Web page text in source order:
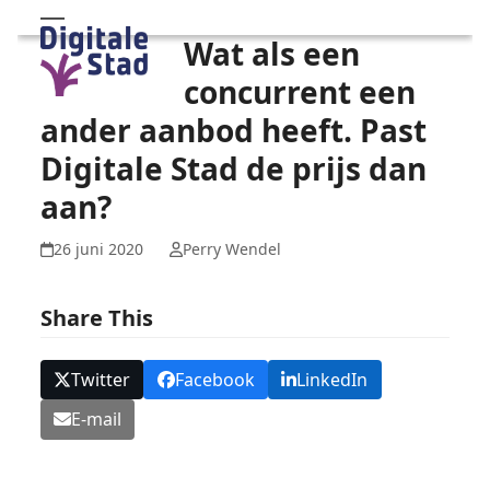
Skip
content
Open
mobile
menu
Close
mobile
menu
Wat als een
concurrent een
ander aanbod heeft. Past
Digitale Stad de prijs dan
aan?
26 juni 2020 Perry Wendel
Share This
Twitter Facebook
LinkedIn
E-mail